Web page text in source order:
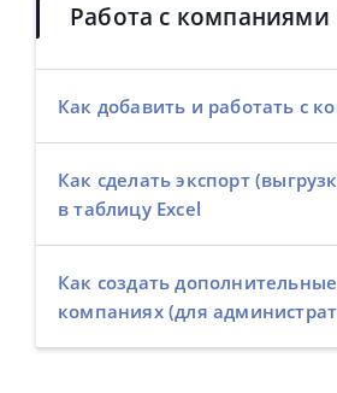
Работа с компаниями
Как добавить и работать с
Как сделать экспорт
в таблицу Excel
Как создать
компаниях (для